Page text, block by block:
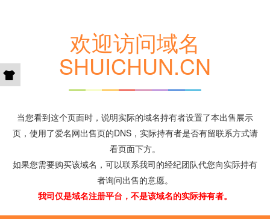
欢迎访问域名
SHUICHUN.CN
当您看到这个页面时，说明实际的域名持有者设置了本出售展示
页，使用了爱名网出售页的DNS，实际持有者是否有留联系方式请
看页面下方。
如果您需要购买该域名，可以联系我司的经纪团队代您向实际持有
者询问出售的意愿。
我司仅是域名注册平台，不是该域名的实际持有者。